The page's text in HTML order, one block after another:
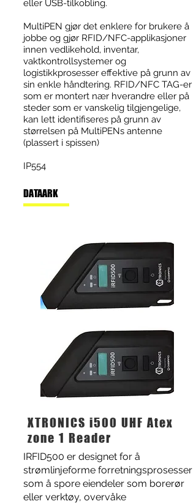
eller USB-tilkobling.
MultiPEN gjør det enklere for brukere å
jobbe og gjør RFID/NFC-applikasjoner
innen vedlikehold, inventar,
vaktkontrollsystemer og
logistikkprosesser effektive på grunn av
sin enkle håndtering. RFID/NFC TAG-er
som er montert nær hverandre eller på
steder som er vanskelig tilgjengelige,
kan lett identifiseres på grunn av
størrelsen på MultiPENs antenne
(plassert i spissen)
IP554
DATAARK
XTRONICS i500 UHF Atex
zone 1 Reader
IRFID500 er designet for å
strømlinjeforme forretningsprosesser
som å spore eiendeler som borerør
eller verktøy, overvåke